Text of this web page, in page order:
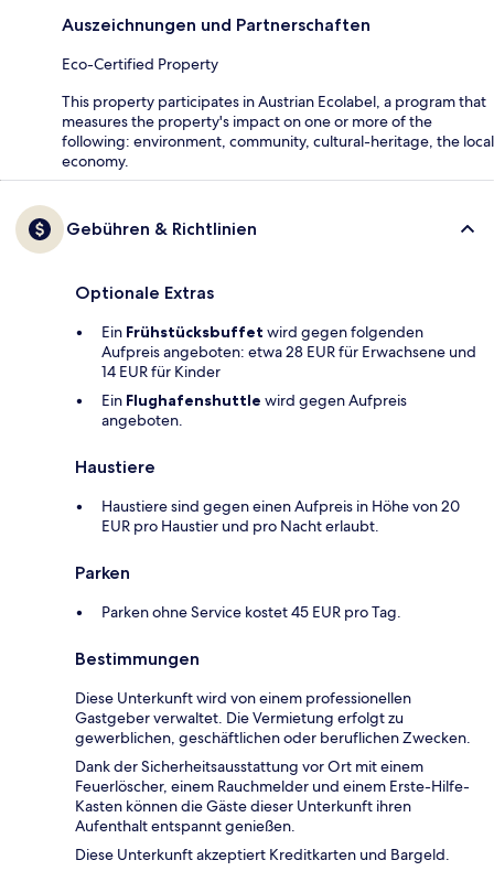
Auszeichnungen und Partnerschaften
Eco-Certified Property
This property participates in Austrian Ecolabel, a program that
measures the property's impact on one or more of the
following: environment, community, cultural-heritage, the local
economy.
Gebühren & Richtlinien
Optionale Extras
Ein Frühstücksbuffet wird gegen folgenden
Aufpreis angeboten: etwa 28 EUR für Erwachsene und
14 EUR für Kinder
Ein Flughafenshuttle wird gegen Aufpreis
angeboten.
Haustiere
Haustiere sind gegen einen Aufpreis in Höhe von 20
EUR pro Haustier und pro Nacht erlaubt.
Parken
Parken ohne Service kostet 45 EUR pro Tag.
Bestimmungen
Diese Unterkunft wird von einem professionellen
Gastgeber verwaltet. Die Vermietung erfolgt zu
gewerblichen, geschäftlichen oder beruflichen Zwecken.
Dank der Sicherheitsausstattung vor Ort mit einem
Feuerlöscher, einem Rauchmelder und einem Erste-Hilfe-
Kasten können die Gäste dieser Unterkunft ihren
Aufenthalt entspannt genießen.
Diese Unterkunft akzeptiert Kreditkarten und Bargeld.